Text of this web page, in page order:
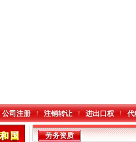
公司注册 注销转让 进出口权 代
劳务资质